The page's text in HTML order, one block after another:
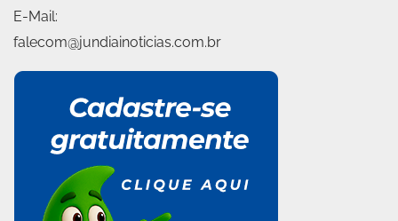
E-Mail:
falecom@jundiainoticias.com.br